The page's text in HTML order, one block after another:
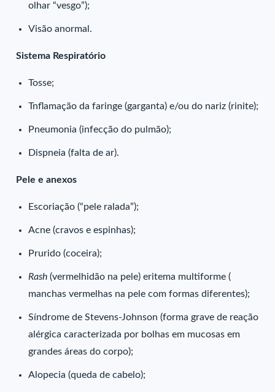
olhar “vesgo”);
Visão anormal.
Sistema Respiratório
Tosse;
Tnflamação da faringe (garganta) e/ou do nariz (rinite);
Pneumonia (infecção do pulmão);
Dispneia (falta de ar).
Pele e anexos
Escoriação (“pele ralada”);
Acne (cravos e espinhas);
Prurido (coceira);
Rash (vermelhidão na pele) eritema multiforme (
manchas vermelhas na pele com formas diferentes);
Síndrome de Stevens-Johnson (forma grave de reação
alérgica caracterizada por bolhas em mucosas em
grandes áreas do corpo);
Alopecia (queda de cabelo);